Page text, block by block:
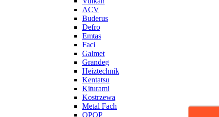
ACV
Buderus
Defro
Emtas
Faci
Galmet
Grandeg
Heiztechnik
Kentatsu
Kiturami
Kostrzewa
Metal Fach
OPOP